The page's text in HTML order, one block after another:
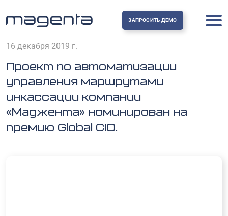
ЗАПРОСИТЬ ДЕМО
16 декабря 2019 г.
Проект по автоматизации
управления маршрутами
инкассации компании
«Маджента» номинирован на
премию Global CIO.